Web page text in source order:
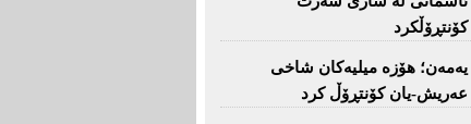
کۆنتڕۆڵکرد
یەمەن؛ هۆزە میلیەكان شاخی
عەریش-یان كۆنتڕۆڵ كرد